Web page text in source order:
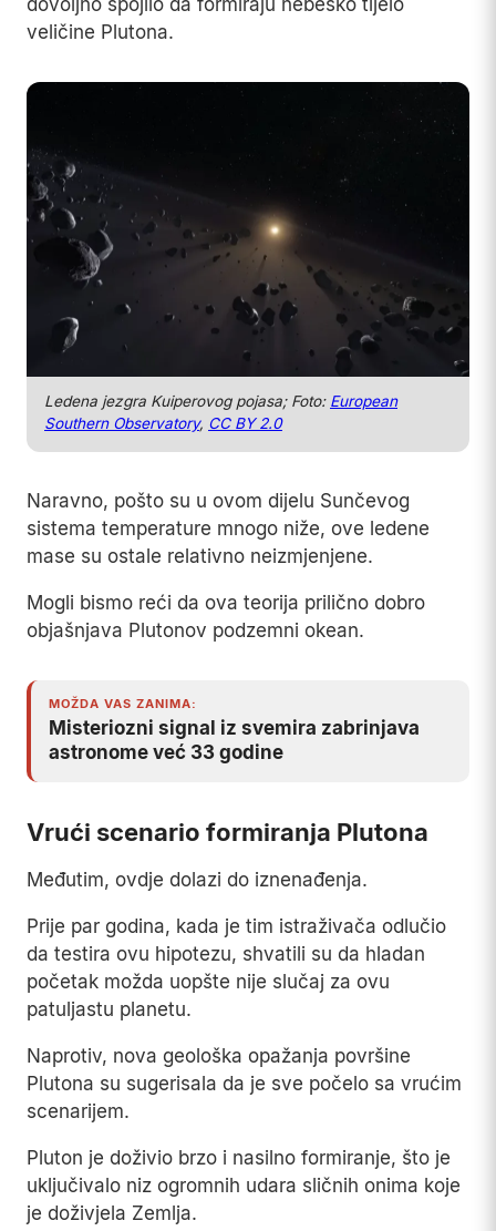
veličine Plutona.
Ledena jezgra Kuiperovog pojasa; Foto: European
Southern Observatory, CC BY 2.0
Naravno, pošto su u ovom dijelu Sunčevog
sistema temperature mnogo niže, ove ledene
mase su ostale relativno neizmjenjene.
Mogli bismo reći da ova teorija prilično dobro
objašnjava Plutonov podzemni okean.
MOŽDA VAS ZANIMA:
Misteriozni signal iz svemira zabrinjava
astronome već 33 godine
Vrući scenario formiranja Plutona
Međutim, ovdje dolazi do iznenađenja.
Prije par godina, kada je tim istraživača odlučio
da testira ovu hipotezu, shvatili su da hladan
početak možda uopšte nije slučaj za ovu
patuljastu planetu.
Naprotiv, nova geološka opažanja površine
Plutona su sugerisala da je sve počelo sa vrućim
scenarijem.
Pluton je doživio brzo i nasilno formiranje, što je
uključivalo niz ogromnih udara sličnih onima koje
je doživjela Zemlja.